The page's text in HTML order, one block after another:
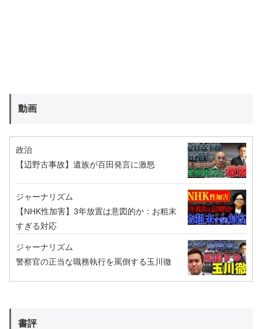
動画
政治
【辺野古事故】遺族が百田発言に激怒
ジャーナリズム
【NHK性加害】3年放置は意図的か：お粗末
すぎる対応
ジャーナリズム
警察官の正当な職務執行を罵倒する玉川徹
書評